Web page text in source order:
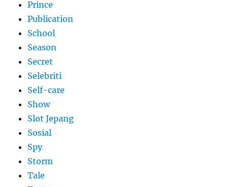
Prince
Publication
School
Season
Secret
Selebriti
Self-care
Show
Slot Jepang
Sosial
Spy
Storm
Tale